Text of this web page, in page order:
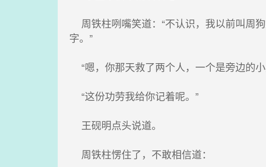
周铁柱咧嘴笑道：“不认识，我以前叫周
字。”
“嗯，你那天救了两个人，一个是旁边的
“这份功劳我给你记着呢。”
王砚明点头说道。
周铁柱愣住了，不敢相信道：